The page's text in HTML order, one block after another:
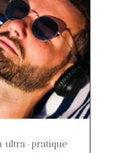
ultra-pratique